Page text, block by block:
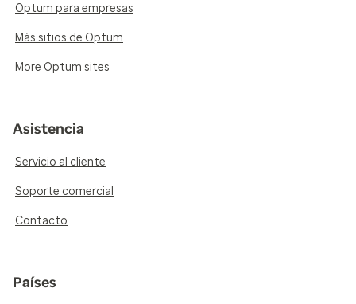
Optum para empresas
Más sitios de Optum
More Optum sites
Asistencia
Servicio al cliente
Soporte comercial
Contacto
Países